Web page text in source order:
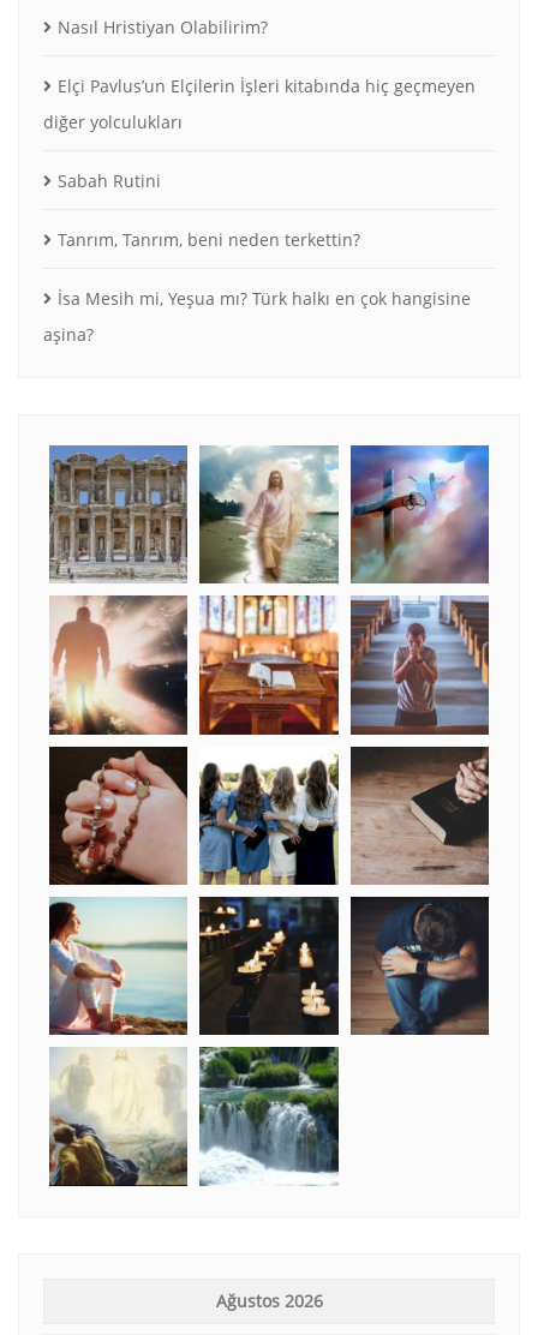
Nasıl Hristiyan Olabilirim?
Elçi Pavlus’un Elçilerin İşleri kitabında hiç geçmeyen
diğer yolculukları
Sabah Rutini
Tanrım, Tanrım, beni neden terkettin?
İsa Mesih mi, Yeşua mı? Türk halkı en çok hangisine
aşina?
Ağustos 2026